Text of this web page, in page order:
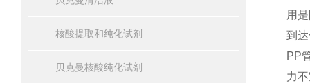
核酸提取和纯化试剂
贝克曼核酸纯化试剂
用
到
PP
力